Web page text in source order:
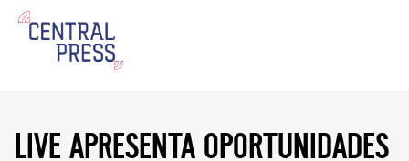
live apresenta oportunidades